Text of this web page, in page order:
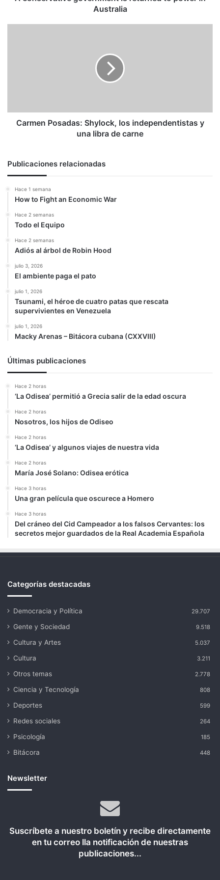
Australia
de
carneCarmen Posadas: Shylock, los independentistas y
una libra de carne
Publicaciones relacionadas
Hace 1 semana
How to Fight an Economic War
Hace 2 semanas
Todo el Equipo
Hace 2 semanas
Adiós al árbol de Robin Hood
julio 3, 2026
El ambiente paga el pato
julio 1, 2026
Tsunami, el héroe de cuatro patas que rescata
supervivientes en Venezuela
julio 1, 2026
Macky Arenas – Bitácora cubana (CXXVIII)
Últimas publicaciones
Hace 2 horas
‘La Odisea’ permitió a Grecia salir de la edad oscura
Hace 2 horas
Nosotros, los hijos de Odiseo
Hace 2 horas
‘La Odisea’ y algunos viajes de nuestra vida
Hace 2 horas
María José Solano: Odisea erótica
Hace 3 horas
Una gran película que oscurece a Homero
Hace 3 horas
Del cráneo del Cid Campeador a los falsos Cervantes: los
secretos mejor guardados de la Real Academia Española
Categorías destacadas
Democracia y Política 29.707
Gente y Sociedad 9.518
Cultura y Artes 5.037
Cultura 3.211
Otros temas 2.778
Ciencia y Tecnología 808
Deportes 599
Redes sociales 264
Psicología 185
Bitácora 448
Newsletter
Suscríbete a nuestro boletín y recibe directamente
en tu correo lla notificación de nuestras
publicaciones...